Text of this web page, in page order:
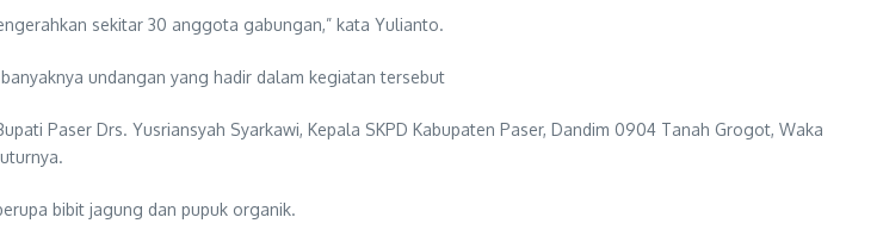
sekitar 30 anggota gabungan,” kata Yulianto.
undangan yang hadir dalam kegiatan tersebut
Paser Drs. Yusriansyah Syarkawi, Kepala SKPD Kabupaten Paser, Dandim 0904 Tanah Grogot, Waka
bibit jagung dan pupuk organik.